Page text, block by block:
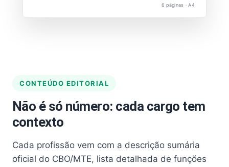
6 páginas · A4
CONTEÚDO EDITORIAL
Não é só número: cada cargo tem
contexto
Cada profissão vem com a descrição sumária
oficial do CBO/MTE, lista detalhada de funções